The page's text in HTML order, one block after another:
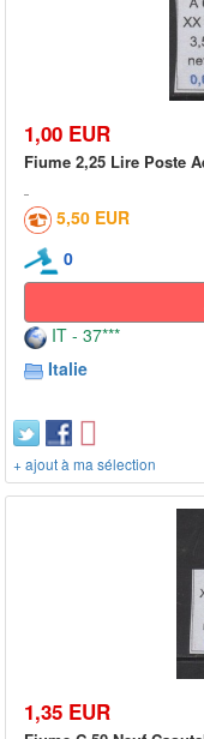
1,00 EUR
Fiume 2,25 Lire Poste
5,50 EUR
0
IT - 37***
Italie
+ ajout à ma sélection
1,35 EUR